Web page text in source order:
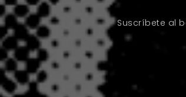
Suscríbete al